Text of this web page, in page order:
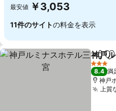
最安値 ￥3,053
11件のサイトの料金を表示
シェア
神戸
3 ホテル
8.4 満
神戸
上質